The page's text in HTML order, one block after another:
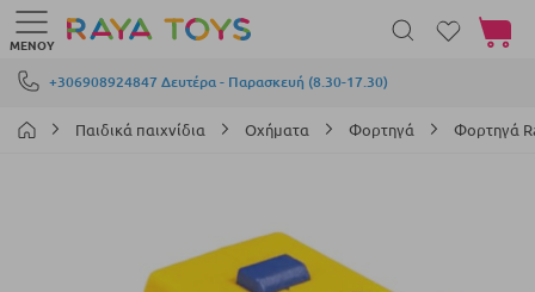
Μετάβαση στο περιεχόμενο
+306908924847 Δευτέρα - Παρασκευή (8.30-17.30)
ΜΕΝΟΎ
Το
Παιδικά παιχνίδια Οχήματα Φορτηγά Φορτηγά